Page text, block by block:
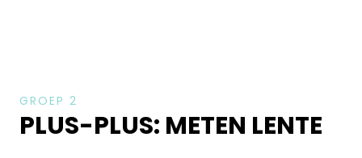
GROEP 2
PLUS-PLUS: METEN LENTE